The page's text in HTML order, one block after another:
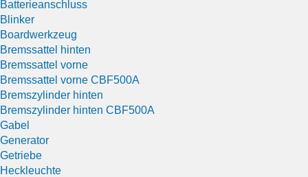
Batterieanschluss
Blinker
Boardwerkzeug
Bremssattel hinten
Bremssattel vorne
Bremssattel vorne CBF500A
Bremszylinder hinten
Bremszylinder hinten CBF500A
Gabel
Generator
Getriebe
Heckleuchte